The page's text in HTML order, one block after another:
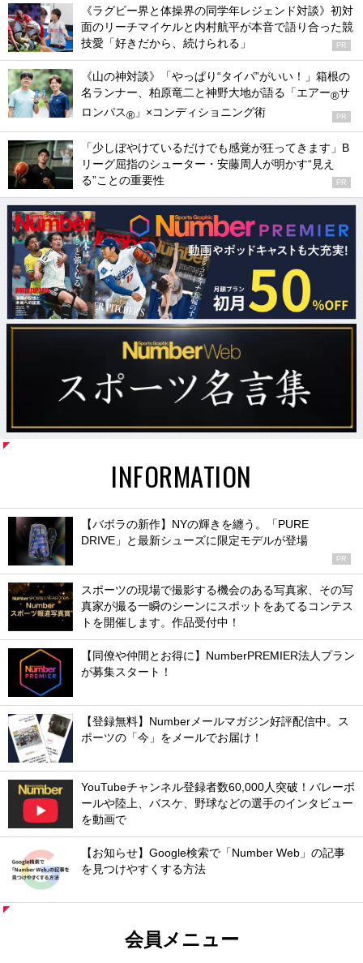
《ラグビー界と体操界の同学年レジェンド対談》初対
面のリーチマイケルと内村航平が本音で語り合った競
技愛「好きだから、続けられる」
PR
《山の神対談》「やっぱり“タイパ”がいい！」箱根の
名ランナー、柏原竜二と神野大地が語る「エアー®サ
ロンパス® 」×コンディショニング術 PR
「少しぼやけているだけでも感覚が狂ってきます」B
リーグ屈指のシューター・安藤周人が明かす“見え
る”ことの重要性
PR
INFORMATION
【バボラの新作】NYの輝きを纏う。「PURE
DRIVE」と最新シューズに限定モデルが登場
PR
スポーツの現場で撮影する機会のある写真家、その写
真家が撮る一瞬のシーンにスポットをあてるコンテス
トを開催します。作品受付中！
【同僚や仲間とお得に】NumberPREMIER法人プラン
が募集スタート！
【登録無料】Numberメールマガジン好評配信中。ス
ポーツの「今」をメールでお届け！
YouTubeチャンネル登録者数60,000人突破！バレーボ
ールや陸上、バスケ、野球などの選手のインタビュー
を動画で
【お知らせ】Google検索で「Number Web」の記事
を見つけやすくする方法
会員メニュー